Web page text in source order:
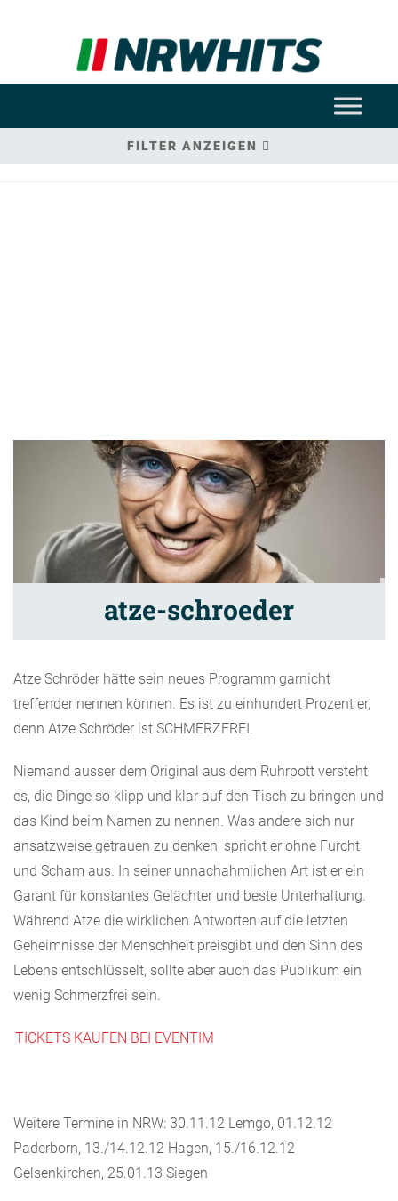
FILTER ANZEIGEN
atze-schroeder
Atze Schröder hätte sein neues Programm garnicht
treffender nennen können. Es ist zu einhundert Prozent er,
denn Atze Schröder ist SCHMERZFREI.
Niemand ausser dem Original aus dem Ruhrpott versteht
es, die Dinge so klipp und klar auf den Tisch zu bringen und
das Kind beim Namen zu nennen. Was andere sich nur
ansatzweise getrauen zu denken, spricht er ohne Furcht
und Scham aus. In seiner unnachahmlichen Art ist er ein
Garant für konstantes Gelächter und beste Unterhaltung.
Während Atze die wirklichen Antworten auf die letzten
Geheimnisse der Menschheit preisgibt und den Sinn des
Lebens entschlüsselt, sollte aber auch das Publikum ein
wenig Schmerzfrei sein.
TICKETS KAUFEN BEI EVENTIM
Weitere Termine in NRW: 30.11.12 Lemgo, 01.12.12
Paderborn, 13./14.12.12 Hagen, 15./16.12.12
Gelsenkirchen, 25.01.13 Siegen